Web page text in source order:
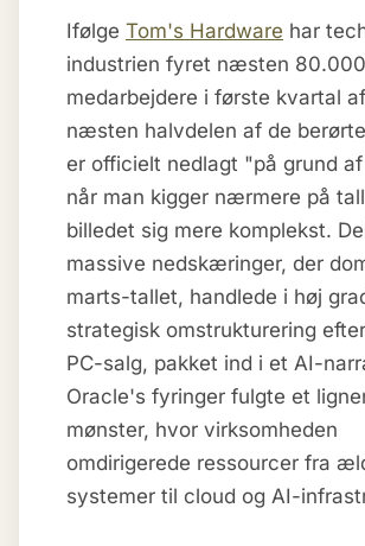
Ifølge Tom's Hardware har
industrien fyret næsten 80.000
medarbejdere i første kvartal
næsten halvdelen af de
er officielt nedlagt "på grund
når man kigger nærmere på
billedet sig mere komplekst.
massive nedskæringer, der
marts-tallet, handlede i høj
strategisk omstrukturering
PC-salg, pakket ind i et AI-
Oracle's fyringer fulgte et
mønster, hvor virksomheden
omdirigerede ressourcer fra
systemer til cloud og AI-